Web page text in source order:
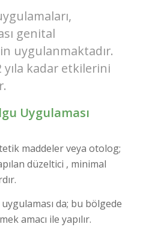
genital
uygulanmaktadır.
kadar etkilerini
Uygulaması
maddeler veya otolog;
düzeltici , minimal
da; bu bölgede
amacı ile yapılır.